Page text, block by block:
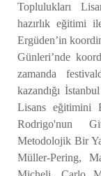
Toplulukları
hazırlık eğitimi
Ergüden’in
Günleri’nde
zamanda
kazandığı
Lisans eğitimini
Rodrigo'nun
Metodolojik Bir
Müller-Pering,